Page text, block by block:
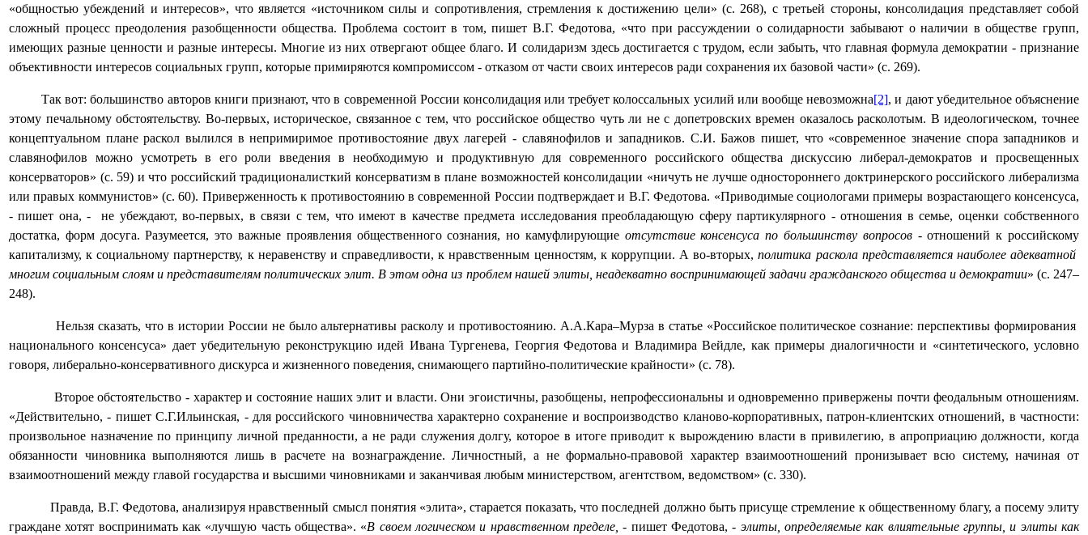
«общностью убеждений и интересов», что является «источником силы и сопротивления, стремления к достижению цели» (с. 268), с третьей стороны, консолидация представляет собой
сложный процесс преодоления разобщенности общества. Проблема состоит в том, пишет В.Г. Федотова, «что при рассуждении о солидарности забывают о наличии в обществе групп,
имеющих разные ценности и разные интересы. Многие из них отвергают общее благо. И солидаризм здесь достигается с трудом, если забыть, что главная формула демократии - признание
объективности интересов социальных групп, которые примиряются компромиссом - отказом от части своих интересов ради сохранения их базовой части» (с. 269).
Так вот: большинство авторов книги признают, что в современной России консолидация или требует колоссальных усилий или вообще невозможна[2], и дают убедительное объяснение
этому печальному обстоятельству. Во-первых, историческое, связанное с тем, что российское общество чуть ли не с допетровских времен оказалось расколотым. В идеологическом, точнее
концептуальном плане раскол вылился в непримиримое противостояние двух лагерей - славянофилов и западников. С.И. Бажов пишет, что «современное значение спора западников и
славянофилов можно усмотреть в его роли введения в необходимую и продуктивную для современного российского общества дискуссию либерал-демократов и просвещенных
консерваторов» (с. 59) и что российский традиционалисткий консерватизм в плане возможностей консолидации «ничуть не лучше одностороннего доктринерского российского либерализма
или правых коммунистов» (с. 60). Приверженность к противостоянию в современной России подтверждает и В.Г. Федотова. «Приводимые социологами примеры возрастающего консенсуса,
- пишет она, -
не убеждают, во-первых, в связи с тем, что имеют в качестве предмета исследования преобладающую сферу партикулярного - отношения в семье, оценки собственного
достатка, форм досуга. Разумеется, это важные проявления общественного сознания, но камуфлирующие отсутствие консенсуса по большинству вопросов- отношений к российскому
капитализму, к социальному партнерству, к неравенству и справедливости, к нравственным ценностям, к коррупции. А во-вторых,политика раскола представляется наиболее адекватной
многим социальным слоям и представителям политических элит. В этом одна из проблем нашей элиты, неадекватно воспринимающей задачи гражданского общества и демократии» (с. 247–
248).
Нельзя сказать, что в истории России не было альтернативы расколу и противостоянию. А.А.Кара–Мурза в статье «Российское политическое сознание: перспективы формирования
национального консенсуса» дает убедительную реконструкцию идей Ивана Тургенева, Георгия Федотова и Владимира Вейдле, как примеры диалогичности и «синтетического, условно
говоря, либерально-консервативного дискурса и жизненного поведения, снимающего партийно-политические крайности» (с. 78).
Второе обстоятельство - характер и состояние наших элит и власти. Они эгоистичны, разобщены, непрофессиональны и одновременно привержены почти феодальным отношениям.
«Действительно, - пишет С.Г.Ильинская, - для российского чиновничества характерно сохранение и воспроизводство кланово-корпоративных, патрон-клиентских отношений, в частности:
произвольное назначение по принципу личной преданности, а не ради служения долгу, которое в итоге приводит к вырождению власти в привилегию, в апроприацию должности, когда
обязанности чиновника выполняются лишь в расчете на вознаграждение. Личностный, а не формально-правовой характер взаимоотношений пронизывает всю систему, начиная от
взаимоотношений между главой государства и высшими чиновниками и заканчивая любым министерством, агентством, ведомством» (с. 330).
Правда, В.Г. Федотова, анализируя нравственный смысл понятия «элита», старается показать, что последней должно быть присуще стремление к общественному благу, а посему элиту
граждане хотят воспринимать как «лучшую часть общества». «В своем логическом и нравственном пределе, - пишет Федотова, - элиты, определяемые как влиятельные группы, и элиты как